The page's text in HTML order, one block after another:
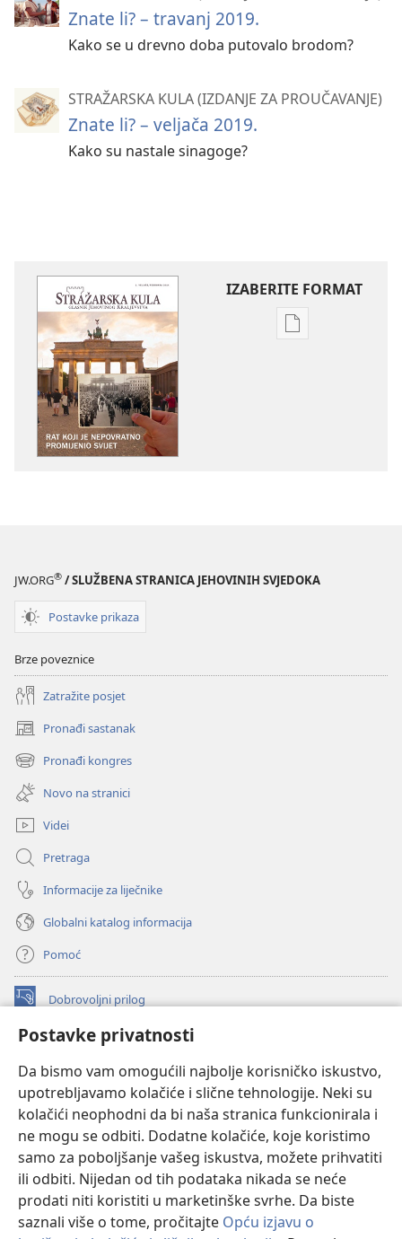
Postavke privatnosti
Da bismo vam omogućili najbolje korisničko iskustvo,
upotrebljavamo kolačiće i slične tehnologije. Neki su
kolačići neophodni da bi naša stranica funkcionirala i
ne mogu se odbiti. Dodatne kolačiće, koje koristimo
samo za poboljšanje vašeg iskustva, možete prihvatiti
ili odbiti. Nijedan od tih podataka nikada se neće
prodati niti koristiti u marketinške svrhe. Da biste
saznali više o tome, pročitajte Opću izjavu o
Znate li? – travanj 2019.
Kako se u drevno doba putovalo brodom?
STRAŽARSKA KULA (IZDANJE ZA PROUČAVANJE)
Znate li? – veljača 2019.
Kako su nastale sinagoge?
IZABERITE FORMAT
Postavke
svijet
JW.ORG® / SLUŽBENA STRANICA JEHOVINIH SVJEDOKA
Postavke prikaza
Brze poveznice
Zatražite posjet
Pronađi sastanak
(otvara
se
novi
prozor)
Pronađi kongres
(otvara
se
novi
prozor)
Novo na stranici
Videi
Pretraga
Informacije za liječnike
Globalni katalog informacija
Pomoć
Dobrovoljni prilog
(otvara
novi
INTERNETSKA BIBLIOTEKA Watchtower
se
novi
prozor)
JW Hub
(otvara
se
novi
JW Library
Watchtower Library